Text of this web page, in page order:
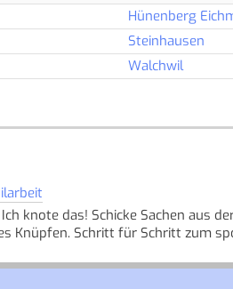
Hünenberg
Steinhausen
Walchwil
knote das! Schicke Sachen aus
Knüpfen. Schritt für Schritt zum